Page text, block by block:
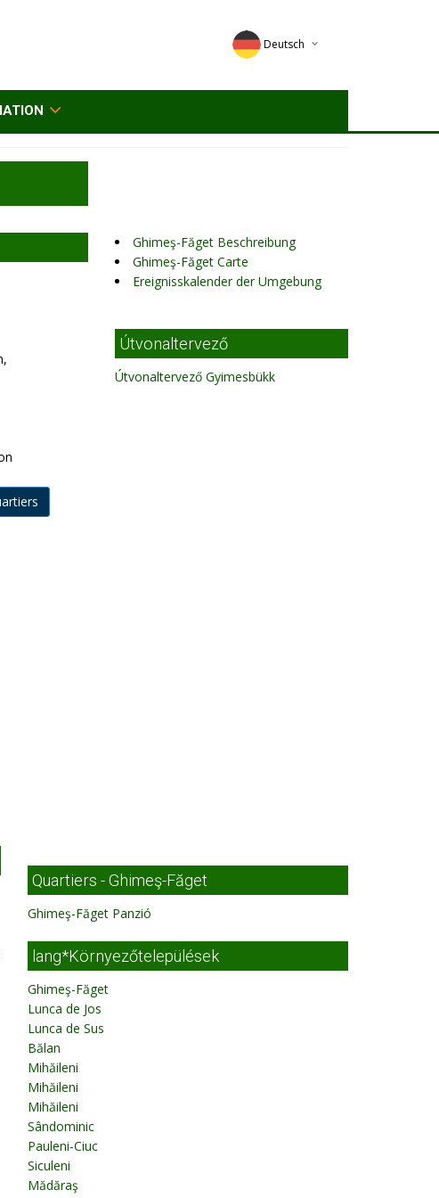
Deutsch
English
Ghimeş-Făget Beschreibung
Ghimeş-Făget Carte
Ereignisskalender der Umgebung
Útvonaltervező
Útvonaltervező Gyimesbükk
Quartiers - Ghimeş-Făget
Ghimeş-Făget Panzió
lang*Környezőtelepülések
Ghimeş-Făget
Lunca de Jos
Lunca de Sus
Bălan
Mihăileni
Mihăileni
Mihăileni
Sândominic
Pauleni-Ciuc
Siculeni
Mădăraş